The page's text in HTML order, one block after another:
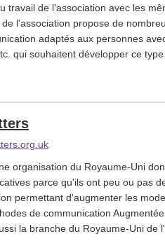
travail de l'association avec les
l'association propose de
adaptés aux personnes
qui souhaitent développer ce
organisation du Royaume-Uni
parce qu'ils ont peu ou pas
permettant d'augmenter les
de communication
la branche du Royaume-Uni de